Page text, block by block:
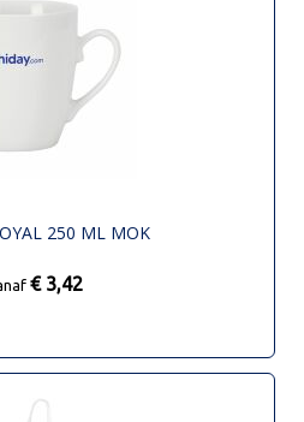
250 ML MOK
€ 3,42